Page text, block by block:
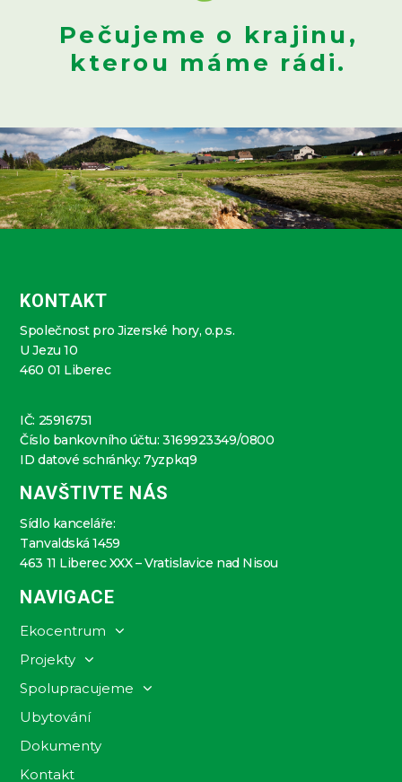
Pečujeme o krajinu,
kterou máme rádi.
KONTAKT
Společnost pro Jizerské hory, o.p.s.
U Jezu 10
460 01 Liberec
IČ: 25916751
Číslo bankovního účtu: 3169923349/0800
ID datové schránky: 7yzpkq9
NAVŠTIVTE NÁS
Sídlo kanceláře:
Tanvaldská 1459
463 11 Liberec XXX – Vratislavice nad Nisou
NAVIGACE
Ekocentrum
Projekty
Spolupracujeme
Ubytování
Dokumenty
Kontakt